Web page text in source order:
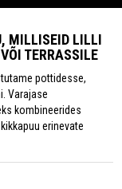
MILLISEID LILLI
TERRASSILE
pottidesse,
Varajase
kombineerides
erinevate